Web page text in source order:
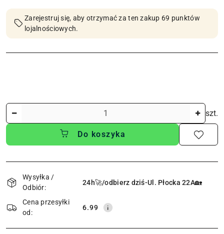
Zarejestruj się, aby otrzymać za ten zakup 69 punktów
lojalnościowych.
szt.
Do koszyka
Dostępność
i
dostawa
Wysyłka /
Odbiór:
24h🚀/odbierz dziś-Ul. Płocka 22A🏡
Cena przesyłki
od:
6.99